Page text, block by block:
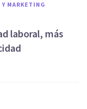
MARKETING
laboral, más